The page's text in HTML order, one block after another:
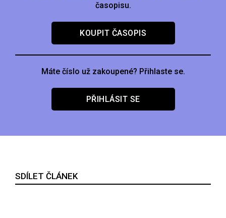
časopisu.
KOUPIT ČASOPIS
Máte číslo už zakoupené? Přihlaste se.
PŘIHLÁSIT SE
SDÍLET ČLÁNEK